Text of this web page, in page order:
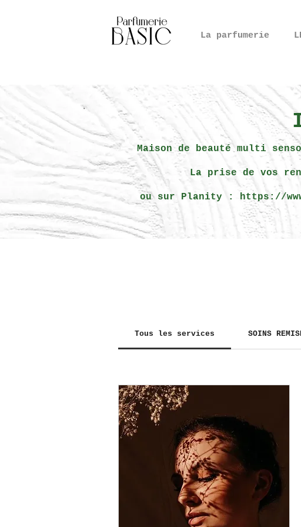
La parfumerie
Tous les services SOINS
Maison de beauté multi
La prise de vos
ou sur Planity : https://